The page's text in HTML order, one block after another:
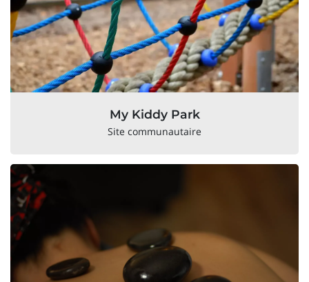
My Kiddy Park
Site communautaire